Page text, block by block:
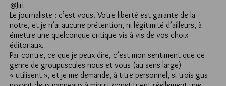
@Jiri
Le journaliste : c’est vous. Votre liberté est garante de la
notre, et je n’ai aucune prétention, ni légitimité d’ailleurs, à
émettre une quelconque critique vis à vis de vos choix
éditoriaux.
Par contre, ce que je peux dire, c’est mon sentiment que ce
genre de groupuscules nous et vous (au sens large)
« utilisent », et je me demande, à titre personnel, si trois gus